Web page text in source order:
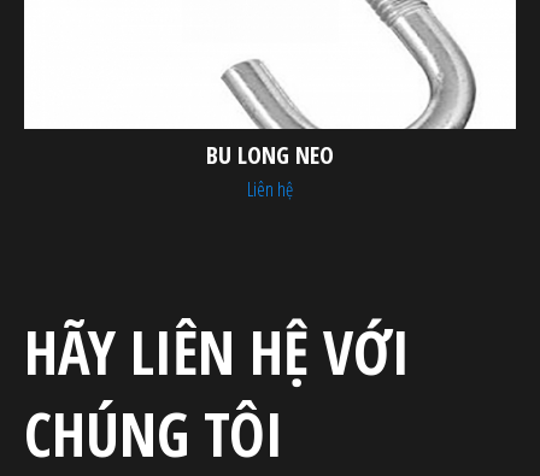
BU LONG NEO
Liên hệ
HÃY LIÊN HỆ VỚI
CHÚNG TÔI